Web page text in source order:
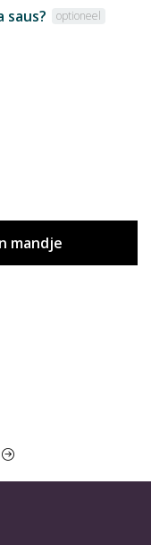
saus? optioneel
mandje